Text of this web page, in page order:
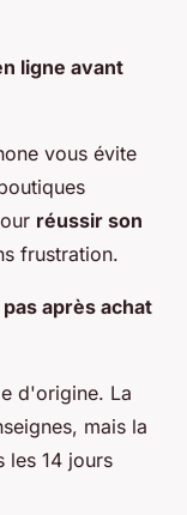
ligne avant
vous évite
réussir son
frustration.
après achat
d'origine. La
mais la
les 14 jours